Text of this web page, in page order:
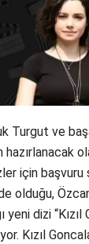
Turgut ve
hazırlanacak
için başvuru
olduğu,
yeni dizi
Kızıl